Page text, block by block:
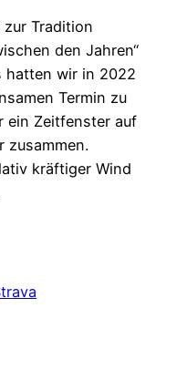
Tradition
den Jahren“
hatten wir in 2022
Termin zu
ein Zeitfenster auf
zusammen.
kräftiger Wind